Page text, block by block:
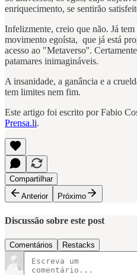
enriquecimento, se sentirão
Infelizmente, creio que não. Já
movimento egoísta, que já está
acesso ao "Metaverso''.
patamares inimagináveis.
A insanidade, a ganância e a
tem limites nem fim.
Este artigo foi escrito por Fabio
Prensa.li.
Compartilhar
Anterior
Próximo
Discussão sobre este post
Comentários Restacks